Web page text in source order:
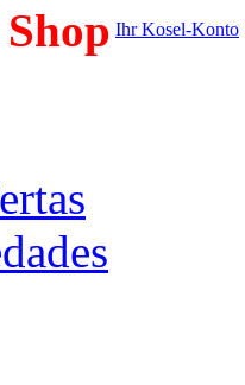
Shop Ihr Kosel-Konto